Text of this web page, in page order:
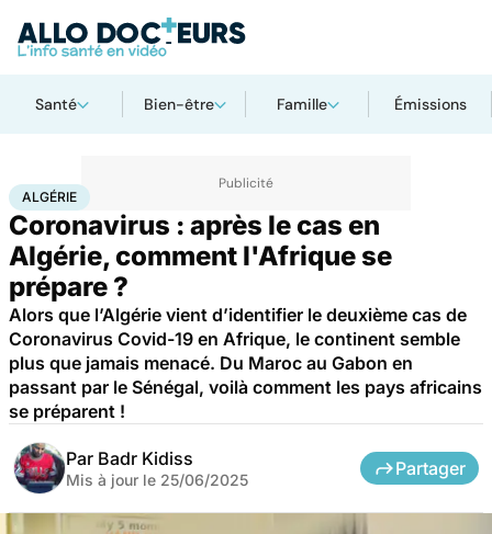
Santé Bien-être Famille Émissions
AccueilSanté Santé publiqueAlgérie
ALGÉRIE
Coronavirus : après le cas en
Algérie, comment l'Afrique se
prépare ?
Alors que l’Algérie vient d’identifier le deuxième cas de
Coronavirus Covid-19 en Afrique, le continent semble
plus que jamais menacé. Du Maroc au Gabon en
passant par le Sénégal, voilà comment les pays africains
se préparent !
Par Badr Kidiss
Mis à jour le 25/06/2025
Partager